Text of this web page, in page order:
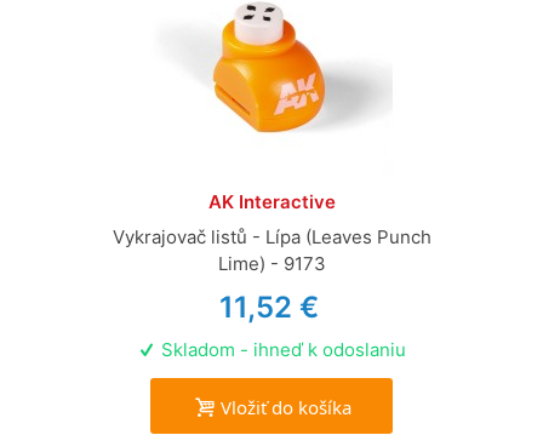
AK Interactive
Vykrajovač listů - Lípa (Leaves Punch
Lime) - 9173
11,52 €
Skladom - ihneď k odoslaniu
Vložiť do košíka